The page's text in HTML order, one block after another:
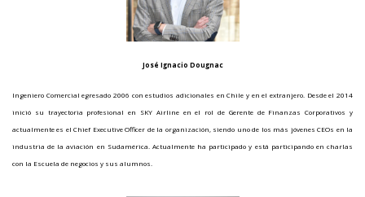
José Ignacio Dougnac
Ingeniero Comercial egresado 2006 con estudios adicionales en Chile y en el extranjero. Desde el 2014
inició su trayectoria profesional en SKY Airline en el rol de Gerente de Finanzas Corporativos y
actualmente es el Chief Executive Officer de la organización, siendo uno de los más jóvenes CEOs en la
industria de la aviación en Sudamérica. Actualmente ha participado y está participando en charlas
con la Escuela de negocios y sus alumnos.